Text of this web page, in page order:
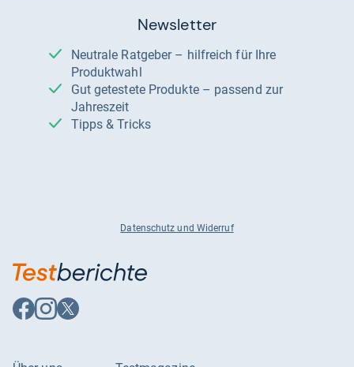
Newsletter
Neutrale Ratgeber – hilfreich für Ihre
Produktwahl
Gut getestete Produkte – passend zur
Jahreszeit
Tipps & Tricks
Datenschutz und Widerruf
Auf
Facebook
Auf
Instagram
Auf
X